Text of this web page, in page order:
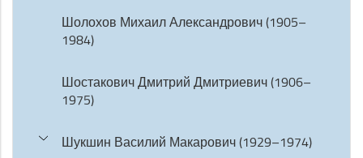
Шолохов Михаил Александрович (1905–
1984)
Шостакович Дмитрий Дмитриевич (1906–
1975)
Шукшин Василий Макарович (1929–1974)